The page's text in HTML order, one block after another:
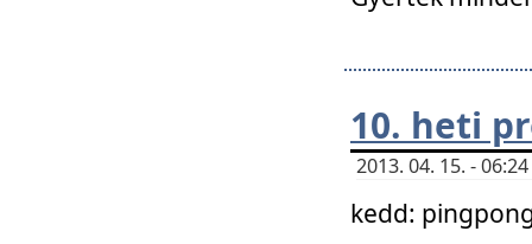
10. heti
2013. 04. 15. -
kedd: